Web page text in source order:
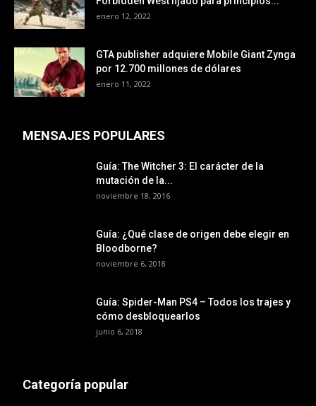
enero 12, 2022
GTA publisher adquiere Mobile Giant Zynga
por 12.700 millones de dólares
enero 11, 2022
MENSAJES POPULARES
Guía: The Witcher 3: El carácter de la
mutación de la...
noviembre 18, 2016
Guía: ¿Qué clase de origen debe elegir en
Bloodborne?
noviembre 6, 2018
Guía: Spider-Man PS4 – Todos los trajes y
cómo desbloquearlos
junio 6, 2018
Categoría popular